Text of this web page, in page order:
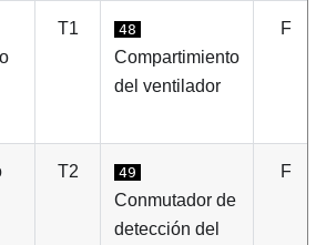
T1 48
Compartimiento
del ventilador
F
T2 49
Conmutador de
detección del
F